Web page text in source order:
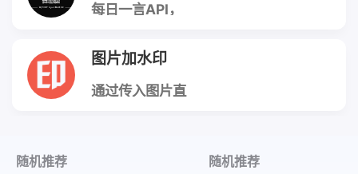
每日一言API，
图片加水印
通过传入图片直
随机推荐 随机推荐